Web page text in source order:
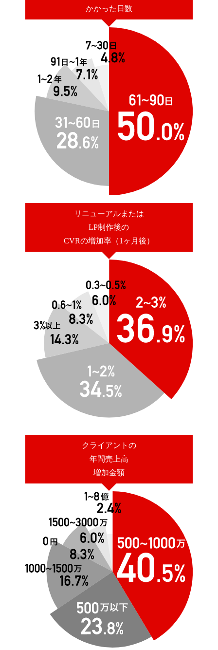
かかった日数
リニューアルまたは
LP制作後の
CVRの増加率（1ヶ月後）
クライアントの
年間売上高
増加金額